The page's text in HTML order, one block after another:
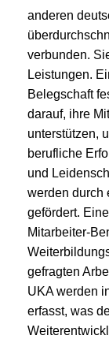
anderen
verbunden.
Leistungen.
Belegschaft
darauf, ihre
unterstützen,
berufliche
und
werden durch
gefördert.
Mitarbeiter-
gefragten
UKA werden
erfasst, was